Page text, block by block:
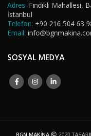
Adres: Fındıklı
İstanbul
Telefon: +90 216 504 63
Email:
SOSYAL MEDYA
BGN MAKİNA 2020